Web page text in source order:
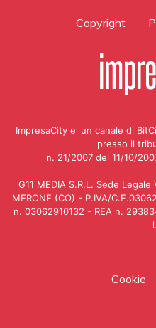
Copyright
ImpresaCity e' un canale di
presso il
n. 21/2007 del 11/10/
G11 MEDIA S.R.L. Sede
MERONE (CO) - P.IVA/
n. 03062910132 - REA n.
Cookie